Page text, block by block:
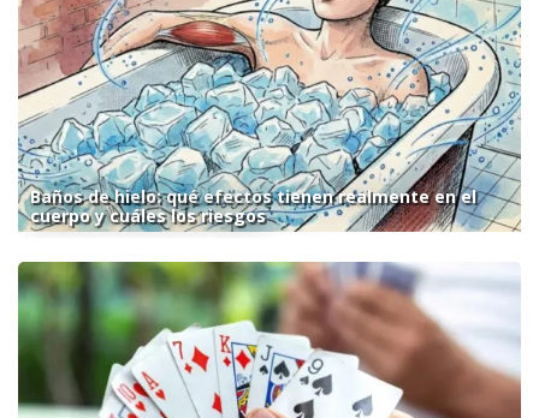
Baños de hielo: qué efectos tienen realmente en el
cuerpo y cuáles los riesgos